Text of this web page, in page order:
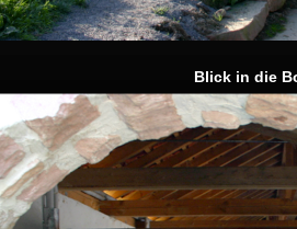
Blick in die